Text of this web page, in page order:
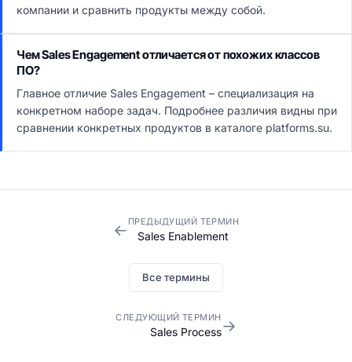
компании и сравнить продукты между собой.
Чем Sales Engagement отличается от похожих классов
ПО?
Главное отличие Sales Engagement – специализация на
конкретном наборе задач. Подробнее различия видны при
сравнении конкретных продуктов в каталоге platforms.su.
← ПРЕДЫДУЩИЙ ТЕРМИН
Sales Enablement
Все термины
СЛЕДУЮЩИЙ ТЕРМИН
Sales Process→